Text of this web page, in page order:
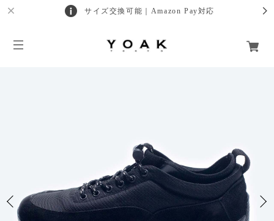
サイズ交換可能｜Amazon Pay対応